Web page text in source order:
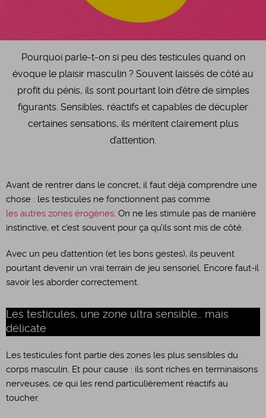
Pourquoi parle-t-on si peu des testicules quand on
évoque le plaisir masculin ? Souvent laissés de côté au
profit du pénis, ils sont pourtant loin d’être de simples
figurants. Sensibles, réactifs et capables de décupler
certaines sensations, ils méritent clairement plus
d’attention.
Avant de rentrer dans le concret, il faut déjà comprendre une
chose : les testicules ne fonctionnent pas comme
les autres zones érogènes . On ne les stimule pas de manière
instinctive, et c’est souvent pour ça qu’ils sont mis de côté.
Avec un peu d’attention (et les bons gestes), ils peuvent
pourtant devenir un vrai terrain de jeu sensoriel. Encore faut-il
savoir les aborder correctement.
Les testicules, une zone ultra sensible… mais
délicate
Les testicules font partie des zones les plus sensibles du
corps masculin. Et pour cause : ils sont riches en terminaisons
nerveuses, ce qui les rend particulièrement réactifs au
toucher.